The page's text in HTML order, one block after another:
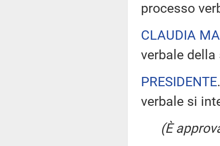
processo
CLAUDIA
verbale
PRESIDENTE
verbale si
(È